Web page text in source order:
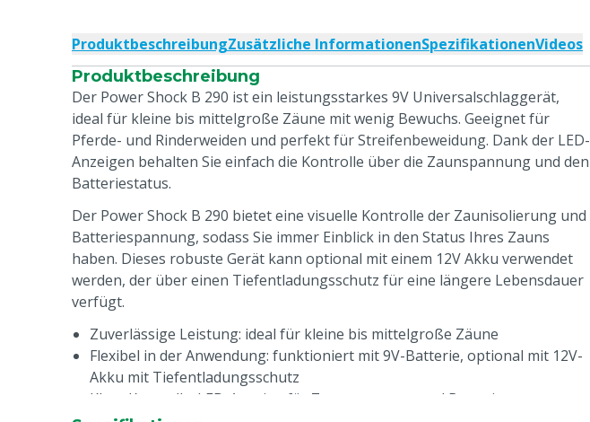
ProduktbeschreibungZusätzliche InformationenSpezifikationenVideos
Produktbeschreibung
Der Power Shock B 290 ist ein leistungsstarkes 9V Universalschlaggerät,
ideal für kleine bis mittelgroße Zäune mit wenig Bewuchs. Geeignet für
Pferde- und Rinderweiden und perfekt für Streifenbeweidung. Dank der LED-
Anzeigen behalten Sie einfach die Kontrolle über die Zaunspannung und den
Batteriestatus.
Der Power Shock B 290 bietet eine visuelle Kontrolle der Zaunisolierung und
Batteriespannung, sodass Sie immer Einblick in den Status Ihres Zauns
haben. Dieses robuste Gerät kann optional mit einem 12V Akku verwendet
werden, der über einen Tiefentladungsschutz für eine längere Lebensdauer
verfügt.
Zuverlässige Leistung: ideal für kleine bis mittelgroße Zäune
Flexibel in der Anwendung: funktioniert mit 9V-Batterie, optional mit 12V-
Akku mit Tiefentladungsschutz
Klare Kontrolle: LED-Anzeige für Zaunspannung und Batteriestatus